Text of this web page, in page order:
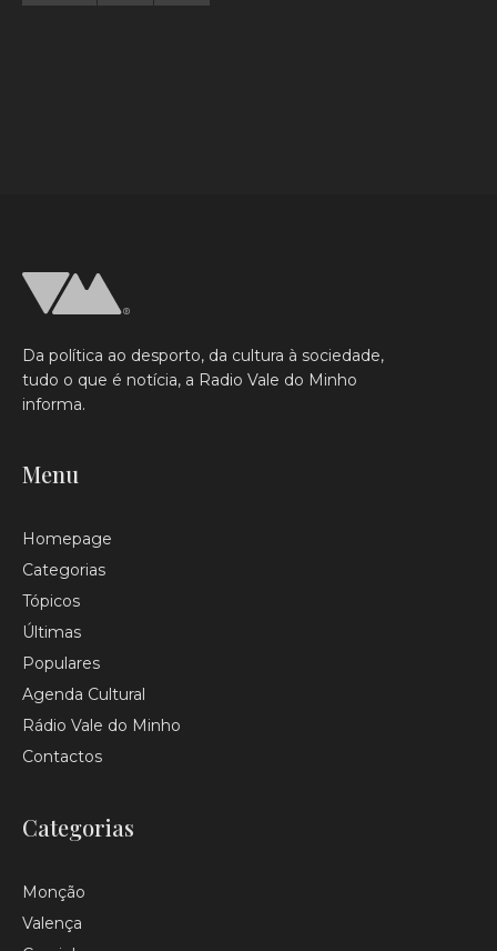
Da política ao desporto, da cultura à sociedade,
tudo o que é notícia, a Radio Vale do Minho
informa.
Menu
Homepage
Categorias
Tópicos
Últimas
Populares
Agenda Cultural
Rádio Vale do Minho
Contactos
Categorias
Monção
Valença